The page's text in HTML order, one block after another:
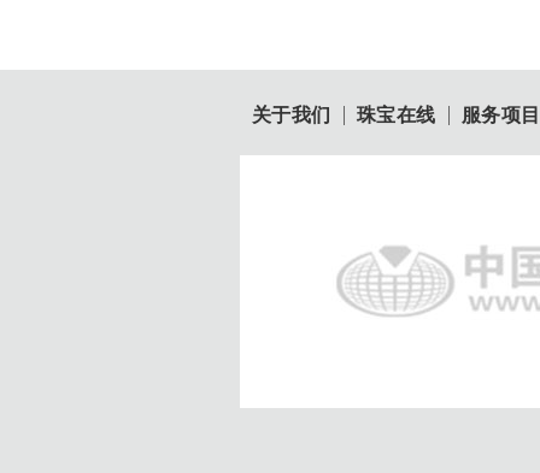
关于我们 珠宝在线 服务项目